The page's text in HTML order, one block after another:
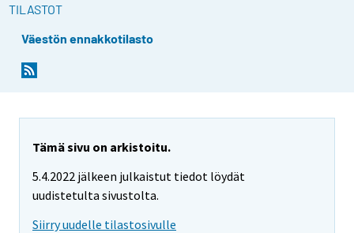
TILASTOT
Väestön ennakkotilasto
Tämä sivu on arkistoitu.
5.4.2022 jälkeen julkaistut tiedot löydät
uudistetulta sivustolta.
Siirry uudelle tilastosivulle